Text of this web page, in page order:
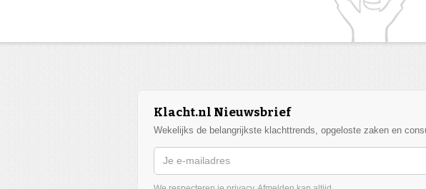
Klacht.nl Nieuwsbrief
Wekelijks de belangrijkste klachttrends, opgeloste zaken en